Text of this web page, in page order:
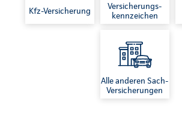
Kfz-Versicherung
Versicherungs-
kennzeichen
Alle anderen Sach-
Versicherungen